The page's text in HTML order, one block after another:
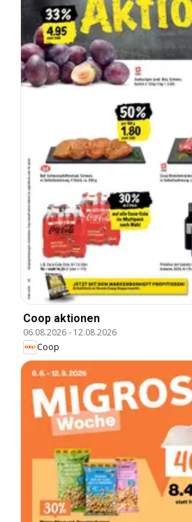
Coop aktionen
06.08.2026- 12.08.2026
Coop